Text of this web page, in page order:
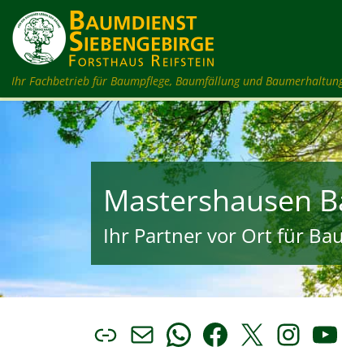
Zum Inhalt springen
Ihr Fachbetrieb für Baumpflege, Baumfällung und
Mastershausen
Ihr Partner vor Ort für
LinkE-Mail
WhatsApp
Facebook
X